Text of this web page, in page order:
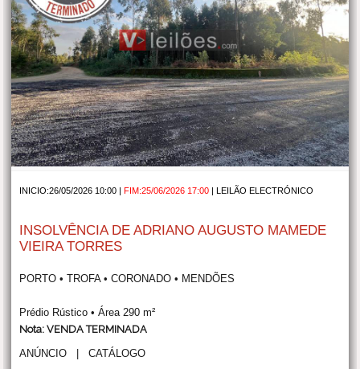
INICIO:26/05/2026 10:00 |FIM:25/06/2026 17:00 |LEILÃO ELECTRÓNICO
INSOLVÊNCIA DE ADRIANO AUGUSTO MAMEDE
VIEIRA TORRES
PORTO • TROFA • CORONADO • MENDÕES
Prédio Rústico • Área 290 m²
Nota: VENDA TERMINADA
ANÚNCIO |CATÁLOGO